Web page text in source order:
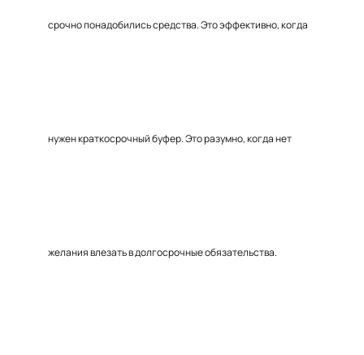
срочно понадобились средства. Это эффективно, когда
нужен краткосрочный буфер. Это разумно, когда нет
желания влезать в долгосрочные обязательства.